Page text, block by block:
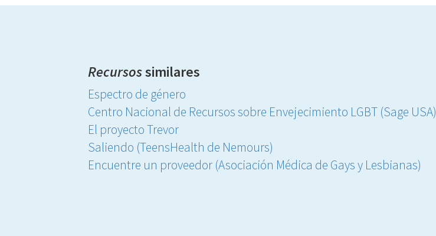
Recursossimilares
Espectro de género
Centro Nacional de Recursos sobre Envejecimiento LGBT (Sage USA)
El proyecto Trevor
Saliendo (TeensHealth de Nemours)
Encuentre un proveedor (Asociación Médica de Gays y Lesbianas)